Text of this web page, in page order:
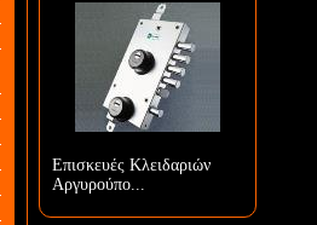
Επισκευές Κλειδαριών
Αργυρούπο...